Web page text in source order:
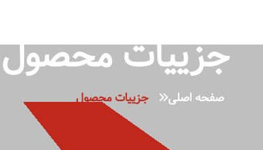
جزییات محصول
صفحه اصلی جزییات محصول